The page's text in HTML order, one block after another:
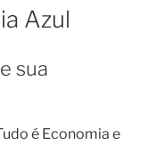
Azul
sua
é Economia e